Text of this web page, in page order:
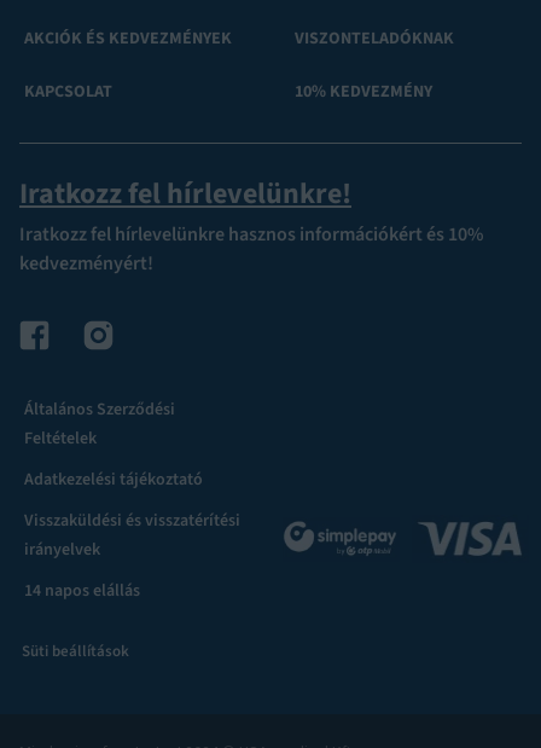
AKCIÓK ÉS KEDVEZMÉNYEK
KAPCSOLAT
VISZONTELADÓKNAK
10% KEDVEZMÉNY
Iratkozz fel hírlevelünkre!
Iratkozz fel hírlevelünkre hasznos információkért és 10%
kedvezményért!
Általános Szerződési
Feltételek
Adatkezelési tájékoztató
Visszaküldési és visszatérítési
irányelvek
14 napos elállás
Süti beállítások